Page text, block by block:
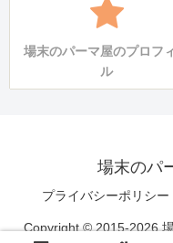
場末のパーマ屋のプロフ
ル
場末のパ
プライバシーポリシー
Copyright © 2015-2026